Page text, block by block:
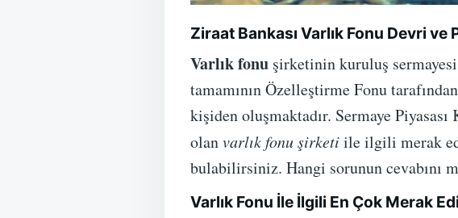
Ziraat Bankası Varlık Fonu Devri ve
Varlık fonu şirketinin kuruluş
tamamının Özelleştirme Fonu
kişiden oluşmaktadır. Sermaye
olanvarlık fonu şirketiile ilgili merak
bulabilirsiniz. Hangi sorunun cevabını
Varlık Fonu İle İlgili En Çok Merak